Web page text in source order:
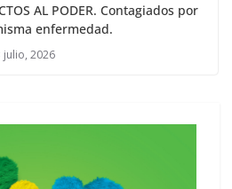
AL PODER. Contagiados por
enfermedad.
julio, 2026